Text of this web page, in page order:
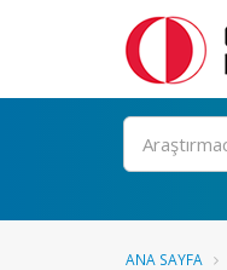
Ara
ANA SAYFA